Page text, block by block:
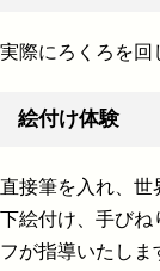
実際にろくろを回
絵付け体験
直接筆を入れ、世
下絵付け、手びね
フが指導いたしま